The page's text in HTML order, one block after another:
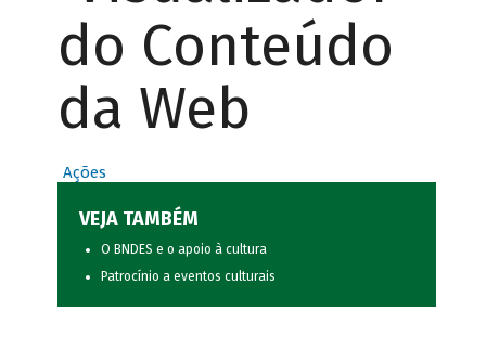
do Conteúdo
da Web
Ações
VEJA TAMBÉM
O BNDES e o apoio à cultura
Patrocínio a eventos culturais